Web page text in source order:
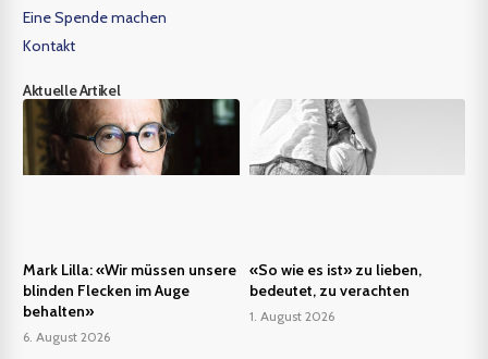
Eine Spende machen
Kontakt
Aktuelle Artikel
Mark Lilla: «Wir müssen unsere
blinden Flecken im Auge
behalten»
6. August 2026
«So wie es ist» zu lieben,
bedeutet, zu verachten
1. August 2026